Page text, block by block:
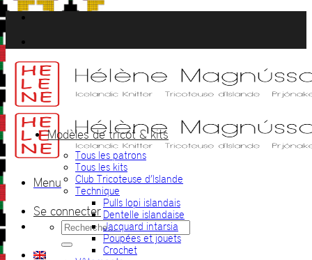
Passer
au
contenu
Menu
Se connecter
Recherche
pour :
Modèles de tricot & kits
Tous les patrons
Tous les kits
Club Tricoteuse d’Islande
Technique
Pulls lopi islandais
Dentelle islandaise
Jacquard intarsia
Poupées et jouets
Crochet